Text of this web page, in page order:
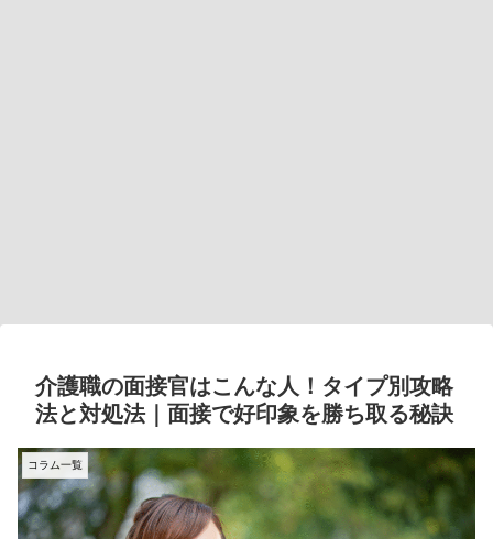
介護職の面接官はこんな人！タイプ別攻略
法と対処法｜面接で好印象を勝ち取る秘訣
コラム一覧